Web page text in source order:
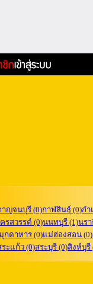
าญจนบุรี (0)กาฬสินธุ์ (0)กำ
รสวรรค์ (0)นนทบุรี (1)นรา
กดาหาร (0)แม่ฮ่องสอน (0)
ระแก้ว (0)สระบุรี (0)สิงห์บุรี